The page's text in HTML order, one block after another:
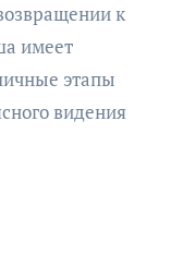
к
имеет
этапы
видения